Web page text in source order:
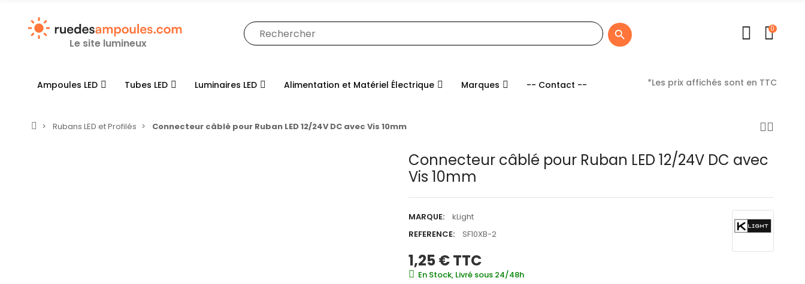
Le site lumineux

0
Ampoules LED Tubes LED Luminaires LED Alimentation et Matériel Électrique Marques -- Contact -- *Les prix affichés sont en TTC
Rubans LED et Profilés Connecteur câblé pour Ruban LED 12/24V DC avec Vis 10mm
Connecteur câblé pour Ruban LED 12/24V DC avec
Vis 10mm
MARQUE:
kLight
REFERENCE:
SF10XB-2
1,25 €TTC
En Stock, Livré sous 24/48h